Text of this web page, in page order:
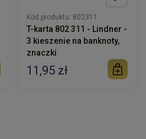
Kod produktu: 802311
T-karta 802 311 - Lindner -
3 kieszenie na banknoty,
znaczki
11,95 zł